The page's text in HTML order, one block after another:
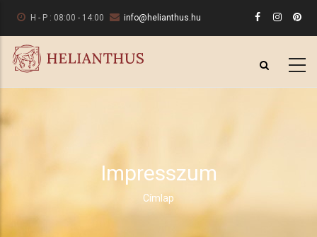
tartalomra
H - P : 08:00 - 14:00 info@helianthus.hu
Impresszum
Morzsa
Címlap